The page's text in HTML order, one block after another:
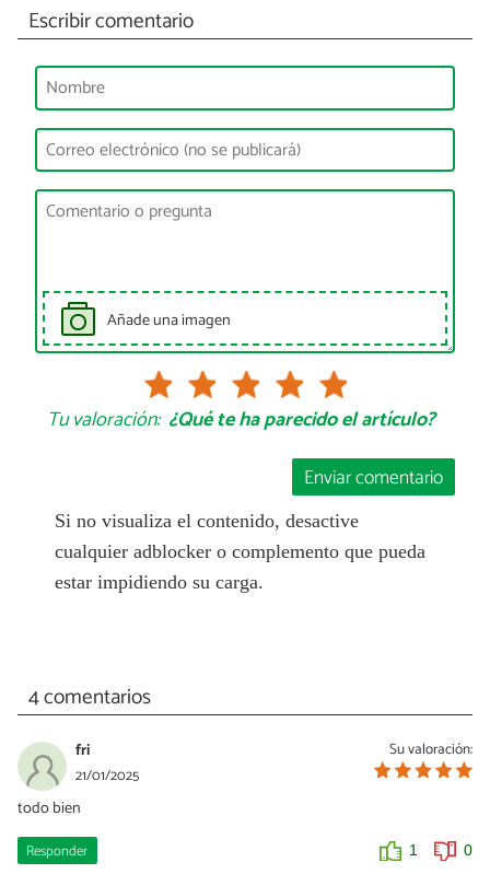
Escribir comentario
Añade una imagen
Tu valoración: ¿Qué te ha parecido el artículo?
Enviar comentario
Si no visualiza el contenido, desactive
cualquier adblocker o complemento que pueda
estar impidiendo su carga.
4 comentarios
Su valoración:
fri
21/01/2025
todo bien
Responder 1 0